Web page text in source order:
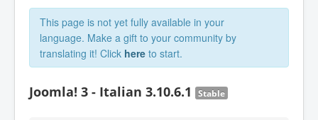
This page is not yet fully available in your
language. Make a gift to your community by
translating it! Click here to start.
Joomla! 3 - Italian 3.10.6.1 Stable